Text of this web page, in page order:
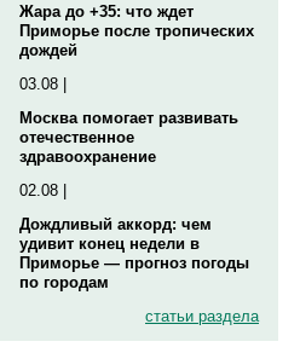
Жара до +35: что ждет
Приморье после тропических
дождей
03.08 |
Москва помогает развивать
отечественное
здравоохранение
02.08 |
Дождливый аккорд: чем
удивит конец недели в
Приморье — прогноз погоды
по городам
статьи раздела